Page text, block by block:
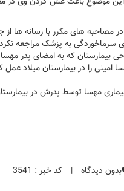
مصاحبه های مکرر با رسانه ها
بیمارستان که به امضای پدر
را در بیمارستان میلاد
مهسا توسط پدرش در
بدون دیدگاه | کد خبر : 3541